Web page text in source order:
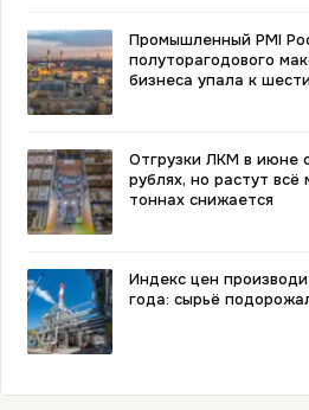
Промышленный PMI
полуторагодового
бизнеса упала к
Отгрузки ЛКМ в июне
рублях, но растут
тоннах снижается
Индекс цен
года: сырьё